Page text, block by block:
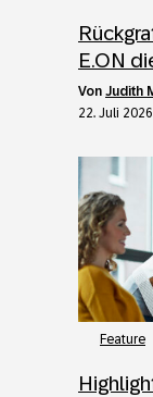
E.ON
von Judith
22. Juli 2026
Feature